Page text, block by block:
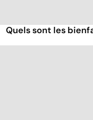
Quels sont les